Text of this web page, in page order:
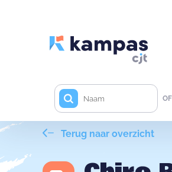
Terug naar overzicht